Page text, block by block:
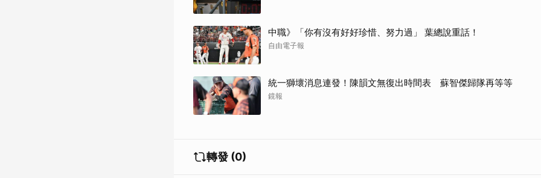
中職》「你有沒有好好珍惜、努力過」 葉總說重話！
自由電子報
統一獅壞消息連發！陳韻文無復出時間表 蘇智傑歸隊再等等
鏡報
轉發 (0)